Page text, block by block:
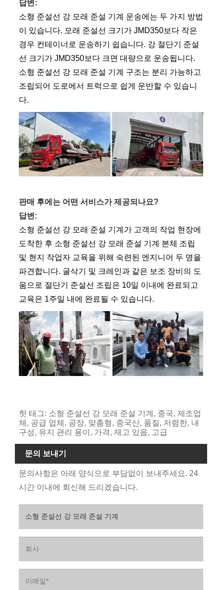
답변:
소형 준설선 강 모래 준설 기계 운송에는 두 가지 방법
이 있습니다. 모래 준설선 크기가 JMD350보다 작은
경우 컨테이너로 운송하기 쉽습니다. 강 절단기 준설
선 크기가 JMD350보다 크면 대량으로 운송됩니다.
소형 준설선 강 모래 준설 기계 구조는 분리 가능하고
조립되어 도로에서 트럭으로 쉽게 운반할 수 있습니
다.
판매 후에는 어떤 서비스가 제공되나요?
답변:
소형 준설선 강 모래 준설 기계가 고객의 작업 현장에
도착한 후 소형 준설선 강 모래 준설 기계 본체 조립
및 현지 작업자 교육을 위해 숙련된 엔지니어 두 명을
파견합니다. 굴삭기 및 크레인과 같은 보조 장비의 도
움으로 절단기 준설선 조립은 10일 이내에 완료되고
교육은 1주일 내에 완료될 수 있습니다.
핫 태그: 소형 준설선 강 모래 준설 기계, 중국, 제조업
체, 공급 업체, 공장, 맞춤형, 중국산, 품질, 저렴한, 내
구성, 유지 관리 용이, 가격, 재고 있음, 고급
문의 보내기
문의사항은 아래 양식으로 부담없이 보내주세요. 24
시간 이내에 회신해 드리겠습니다.